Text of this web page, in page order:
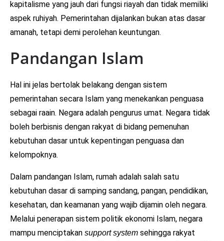
kapitalisme yang jauh dari fungsi riayah dan tidak memiliki
aspek ruhiyah. Pemerintahan dijalankan bukan atas dasar
amanah, tetapi demi perolehan keuntungan.
Pandangan Islam
Hal ini jelas bertolak belakang dengan sistem
pemerintahan secara Islam yang menekankan penguasa
sebagai raain. Negara adalah pengurus umat. Negara tidak
boleh berbisnis dengan rakyat di bidang pemenuhan
kebutuhan dasar untuk kepentingan penguasa dan
kelompoknya.
Dalam pandangan Islam, rumah adalah salah satu
kebutuhan dasar di samping sandang, pangan, pendidikan,
kesehatan, dan keamanan yang wajib dijamin oleh negara.
Melalui penerapan sistem politik ekonomi Islam, negara
mampu menciptakan support system sehingga rakyat